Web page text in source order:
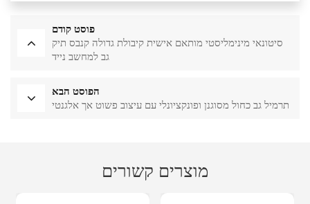
פוסט קודם
סיטונאי מינימליסטי מותאם אישית קיבולת גדולה קנבס תיק
גב למחשב נייד
הפוסט הבא
תרמיל גב כחול מסוגנן ופונקציונלי עם עיצוב פשוט אך אלגנטי
מוצרים קשורים